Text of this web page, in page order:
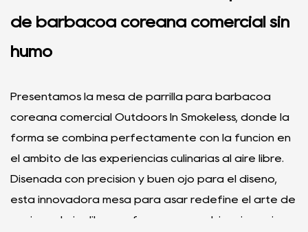
de barbacoa coreana comercial sin
humo
Presentamos la mesa de parrilla para barbacoa
coreana comercial Outdoors In Smokeless, donde la
forma se combina perfectamente con la función en
el ámbito de las experiencias culinarias al aire libre.
Diseñada con precisión y buen ojo para el diseño,
esta innovadora mesa para asar redefine el arte de
cocinar al aire libre y ofrece una combinación única